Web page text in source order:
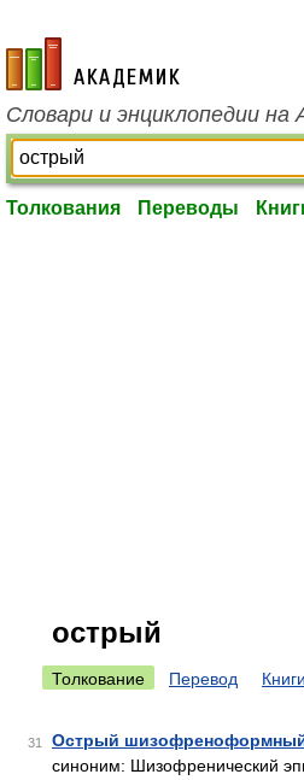
academic.ru
Словари и энциклопедии на
Толкования Переводы
острый
Толкование Перевод Книги
31 Острый
синоним: Шизофренический